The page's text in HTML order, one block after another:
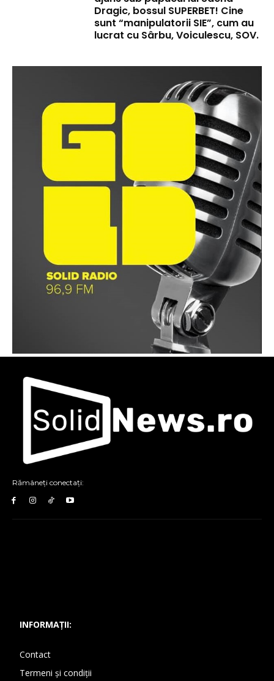
Dragic, bossul SUPERBET! Cine
sunt “manipulatorii SIE”, cum au
lucrat cu Sârbu, Voiculescu, SOV.
Rămâneți conectați:
INFORMAȚII:
Contact
Termeni și condiții